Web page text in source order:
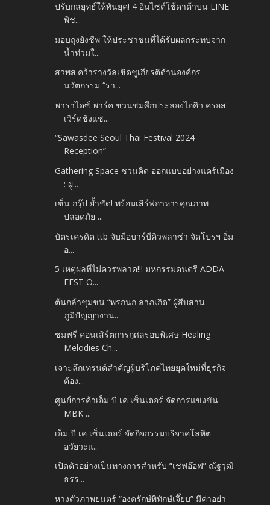
ปรับกลยุทธ์ให้ทันยุค! 4 อินไซต์ใช้ดาต้าบน LINE
พิช...
มอบถุงยังชีพ ให้ประชาชนที่ได้รับผลกระทบจาก
น้ำท่วมใ...
สวพส.คว้ารางวัลเชิดชูเกียรติด้านองค์กร
นวัตกรรม “รา...
พาราไดซ์ พาร์ค ชวนชมศึกประลองไอคิว ครอส
เวิร์ดชิงแช...
“Sawasdee Seoul Thai Festival 2024
Reception”
Gathering Space ชวนคิด ออกแบบอย่างแคร์เมือง
: ผู...
เซ็น กรุ๊ป ย้ำชัด! พร้อมเสิร์ฟอาหารคุณภาพ
ปลอดภัย ...
บัตรเครดิต ttb จับมือบาร์บีคิวพลาซ่า จัดโปรฯ อิ่ม
อ...
5 เหตุผลที่ไม่ควรพลาด!!! มหกรรมดนตรี ADDA
FEST O...
ต้นกล้าชุมชน “พรกนก ลาภเกิด” ผู้สืบสาน
ภูมิปัญญางาน...
ชมฟรี คอนเสิร์ตการกุศลรอบพิเศษ Healing
Melodies Ch...
เจาะลึกเทรนด์สำคัญผู้บริโภคไทยยุคใหม่ที่ธุรกิจ
ต้อง...
ศูนย์การค้าเอ็ม บี เค เซ็นเตอร์ จัดการแข่งขัน
MBK ...
เอ็ม บี เค เซ็นเตอร์ จัดกิจกรรมบริจาคโลหิต
อวัยวะแ...
เปิดตัวอย่างเป็นทางการสำหรับ “เชฟอ๊อฟ” ณัฐวุฒิ
ธรร...
หางตั๋วภาพยนตร์ “องครักษ์พิทักษ์เจี๊ยบ” มีค่าอย่า